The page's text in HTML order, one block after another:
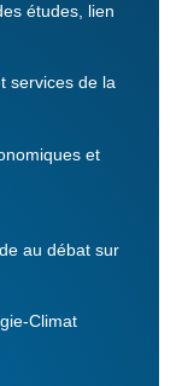
études, lien
services de la
et
au débat sur
Climat